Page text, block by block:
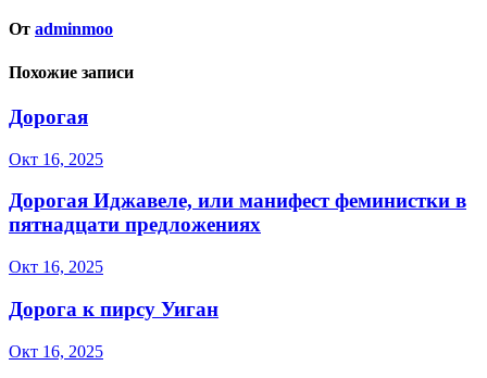
От adminmoo
Похожие записи
Дорогая
Окт 16, 2025
Дорогая Иджавеле, или манифест феминистки в
пятнадцати предложениях
Окт 16, 2025
Дорога к пирсу Уиган
Окт 16, 2025